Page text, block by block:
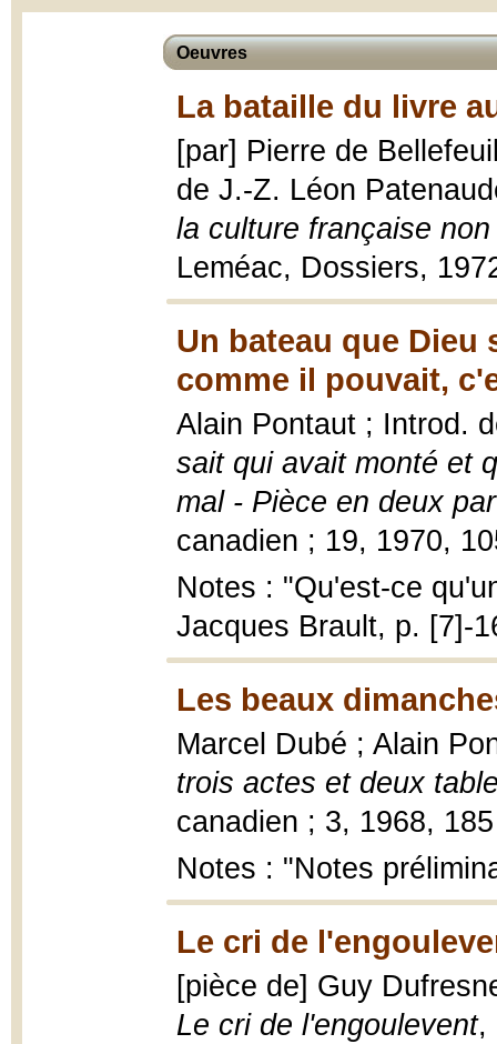
Oeuvres
La bataille du livre
[par] Pierre de
de J.-Z. Léon
la culture française
Leméac, Dossiers,
Un bateau que
comme il pouvait,
Alain Pontaut ; Introd.
sait qui avait monté et
mal - Pièce en deux
canadien ; 19, 1970,
Notes : "Qu'est-ce
Jacques Brault, p. [7]-
Les beaux
Marcel Dubé ; Alain
trois actes et deux
canadien ; 3, 1968,
Notes : "Notes
Le cri de
[pièce de] Guy
Le cri de l'engoulevent,